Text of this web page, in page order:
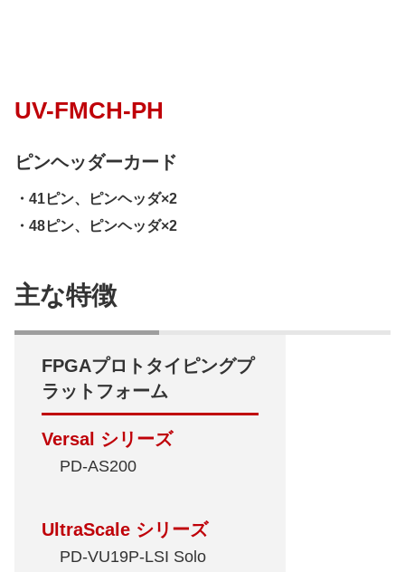
UV-FMCH-PH
ピンヘッダーカード
・41ピン、ピンヘッダ×2
・48ピン、ピンヘッダ×2
主な特徴
FPGAプロトタイピングプ
ラットフォーム
Versal シリーズ
PD-AS200
UltraScale シリーズ
PD-VU19P-LSI Solo